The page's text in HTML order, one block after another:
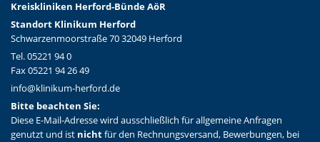
Kreiskliniken Herford-Bünde AöR
Standort Klinikum Herford
Schwarzenmoorstraße 70 32049 Herford
Tel. 05221 94 0
Fax 05221 94 26 49
info@klinikum-herford.de
Bitte beachten Sie:
Diese E-Mail-Adresse wird ausschließlich für allgemeine Anfragen
genutzt und ist nichtfür den Rechnungsversand, Bewerbungen, bei